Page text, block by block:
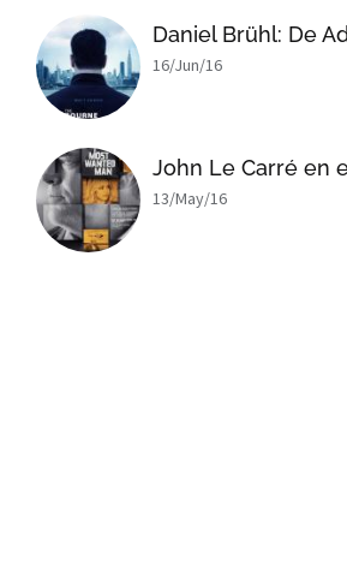
Daniel Brühl: De
16/Jun/16
John Le Carré en
13/May/16